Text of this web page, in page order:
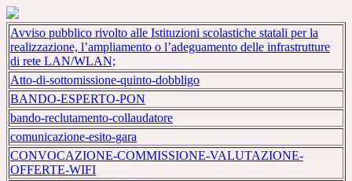
Avviso pubblico rivolto alle Istituzioni scolastiche statali per la
realizzazione, l’ampliamento o l’adeguamento delle infrastrutture
di rete LAN/WLAN;
Atto-di-sottomissione-quinto-dobbligo
BANDO-ESPERTO-PON
bando-reclutamento-collaudatore
comunicazione-esito-gara
CONVOCAZIONE-COMMISSIONE-VALUTAZIONE-
OFFERTE-WIFI